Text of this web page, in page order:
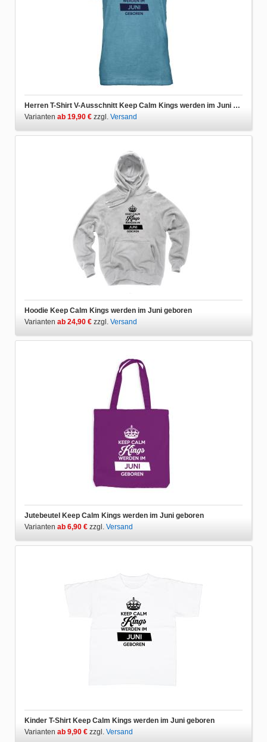
Herren T-Shirt V-Ausschnitt Keep Calm Kings werden im Juni geboren
Varianten ab 19,90 € zzgl. Versand
Hoodie Keep Calm Kings werden im Juni geboren
Varianten ab 24,90 € zzgl. Versand
Jutebeutel Keep Calm Kings werden im Juni geboren
Varianten ab 6,90 € zzgl. Versand
Kinder T-Shirt Keep Calm Kings werden im Juni geboren
Varianten ab 9,90 € zzgl. Versand